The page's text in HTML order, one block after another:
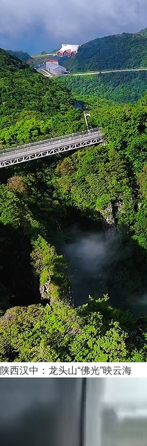
陕西汉中：龙头山“佛光”映云海